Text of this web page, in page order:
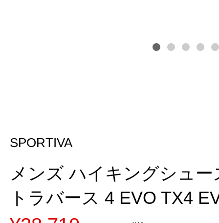
SPORTIVA
メンズ ハイキングシュ
トラバース 4 EVO TX4